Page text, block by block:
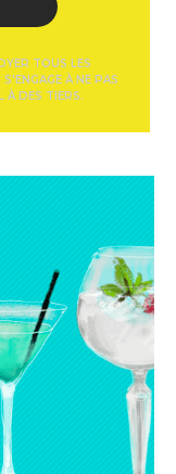
TOUS LES
À NE PAS
À DES TIERS.